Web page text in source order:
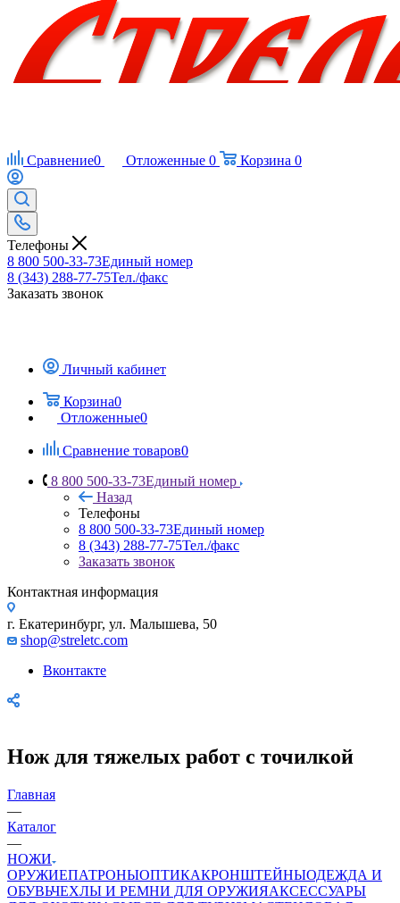
Сравнение0 Отложенные 0 Корзина 0
Телефоны
8 800 500-33-73Единый номер
8 (343) 288-77-75Тел./факс
Заказать звонок
Личный кабинет
Корзина0
Отложенные0
Сравнение товаров0
8 800 500-33-73Единый номер
Назад
Телефоны
8 800 500-33-73Единый номер
8 (343) 288-77-75Тел./факс
Заказать звонок
Контактная информация
г. Екатеринбург, ул. Малышева, 50
shop@streletc.com
Вконтакте
Нож для тяжелых работ с точилкой
Главная
—
Каталог
—
НОЖИ
ОРУЖИЕПАТРОНЫОПТИКАКРОНШТЕЙНЫОДЕЖДА И
ОБУВЬЧЕХЛЫ И РЕМНИ ДЛЯ ОРУЖИЯАКСЕССУАРЫ